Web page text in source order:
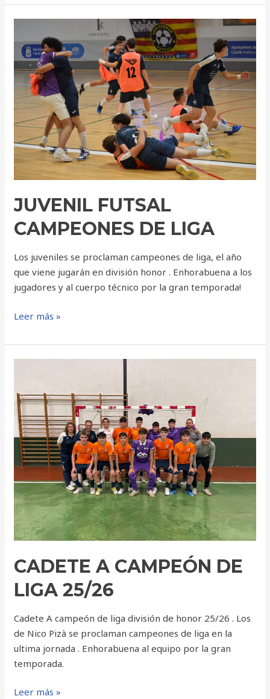
JUVENIL FUTSAL
CAMPEONES DE LIGA
Los juveniles se proclaman campeones de liga, el año
que viene jugarán en división honor . Enhorabuena a los
jugadores y al cuerpo técnico por la gran temporada!
FUTSAL
CAMPEONES
DE
LIGA
Leer más »
CADETE A CAMPEÓN DE
LIGA 25/26
Cadete A campeón de liga división de honor 25/26 . Los
de Nico Pizà se proclaman campeones de liga en la
ultima jornada . Enhorabuena al equipo por la gran
temporada.
CAMPEÓN
DE
LIGA
25/26
Leer más »